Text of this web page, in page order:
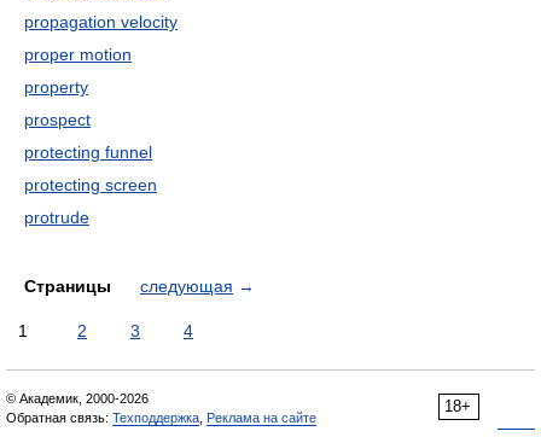
propagation velocity
proper motion
property
prospect
protecting funnel
protecting screen
protrude
Страницы следующая →
1 2 3 4
18+
© Академик, 2000-2026
Обратная связь: Техподдержка Реклама на сайте